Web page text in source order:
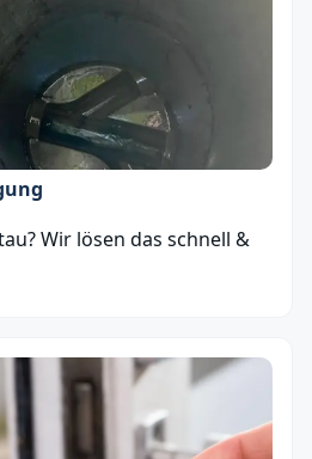
Wir lösen das schnell &